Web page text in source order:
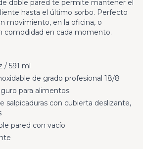
doble pared te permite mantener el
hasta el último sorbo. Perfecto
movimiento, en la oficina, o
comodidad en cada momento.
/ 591 ml
de grado profesional 18/8
para alimentos
salpicaduras con cubierta deslizante,
pared con vacío